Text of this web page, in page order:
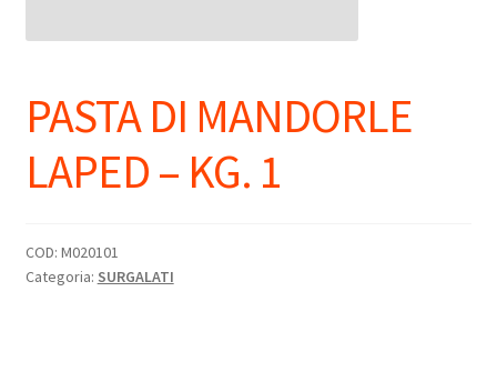
PASTA DI MANDORLE
LAPED – KG. 1
COD: M020101
Categoria: SURGALATI